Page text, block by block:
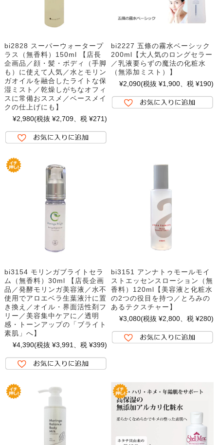
bi2828 スーパーウォータープ
ラス（無香料）150ml 【店長
企画品／顔・髪・ボディ（手脚
も）に使えて人気／水とモリン
ガオイルを融合したライトな保
湿ミスト／乾燥しがちなオフィ
スに常備おススメ／ベースメイ
クの仕上げにも】
¥2,980(税抜 ¥2,709、税 ¥271)
bi2227 五條の霧水ベーシック
200ml【大人気のロングセラー
／乳液要らずの魔法の化粧水
（無添加ミスト）】
¥2,090(税抜 ¥1,900、税 ¥190)
bi3154 モリンガブライトセラ
ム（無香料）30ml 【店長企画
品／発酵モリンガ美容液／水不
使用でアロエベラ生葉液汁に置
き換え／オイル・界面活性剤フ
リー／美容集中ケアに／透明
感・トーンアップの「ブライト
素肌」へ】
¥4,390(税抜 ¥3,991、税 ¥399)
bi3151 アンナトゥモールモイ
ストエッセンスローション（無
香料）120ml【美容液と化粧水
の2つの役目を持つ／とろみの
あるテクスチャー】
¥3,080(税抜 ¥2,800、税 ¥280)